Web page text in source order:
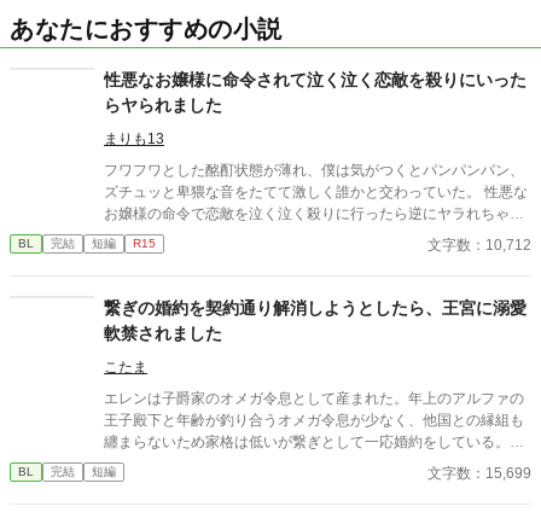
あなたにおすすめの小説
性悪なお嬢様に命令されて泣く泣く恋敵を殺りにいった
らヤられました
まりも13
フワフワとした酩酊状態が薄れ、僕は気がつくとパンパンパン、
ズチュッと卑猥な音をたてて激しく誰かと交わっていた。 性悪な
お嬢様の命令で恋敵を泣く泣く殺りに行ったら逆にヤラれちゃっ
た、ちょっとアホな子の話です。 （ムーンライトノベルにも掲載
しています）
BL 完結 短編 R15 文字数：10,712
繋ぎの婚約を契約通り解消しようとしたら、王宮に溺愛
軟禁されました
こたま
エレンは子爵家のオメガ令息として産まれた。年上のアルファの
王子殿下と年齢が釣り合うオメガ令息が少なく、他国との縁組も
纏まらないため家格は低いが繋ぎとして一応婚約をしている。王
子のことは兄のように慕っており、初恋の人ではあるけれど、契
約終了時期か王子に想い人が現れた時には解消されるものと考え
BL 完結 短編 文字数：15,699